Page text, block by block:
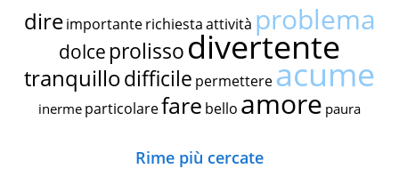
dire importante richiestaattività problema
dolce prolissodivertente
tranquillodifficile permettereacume
inerme particolarefare bello amore paura
Rime più cercate